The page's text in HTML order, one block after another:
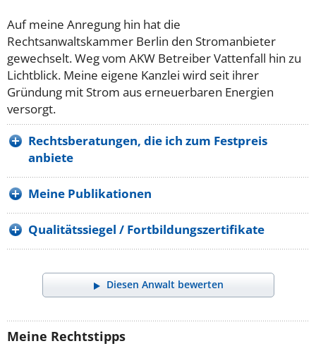
Auf meine Anregung hin hat die
Rechtsanwaltskammer Berlin den Stromanbieter
gewechselt. Weg vom AKW Betreiber Vattenfall hin zu
Lichtblick. Meine eigene Kanzlei wird seit ihrer
Gründung mit Strom aus erneuerbaren Energien
versorgt.
Rechtsberatungen, die ich zum Festpreis
anbiete
Meine Publikationen
Qualitätssiegel / Fortbildungszertifikate
Diesen Anwalt bewerten
Meine Rechtstipps